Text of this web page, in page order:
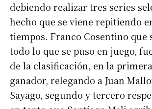
debiendo realizar tres series
hecho que se viene repitiendo
tiempos. Franco Cosentino que
todo lo que se puso en juego,
de la clasificación, en la
ganador, relegando a Juan
Sayago, segundo y tercero